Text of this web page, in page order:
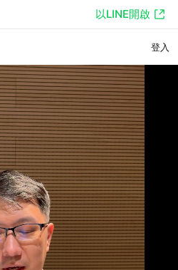
以LINE開啟
登入